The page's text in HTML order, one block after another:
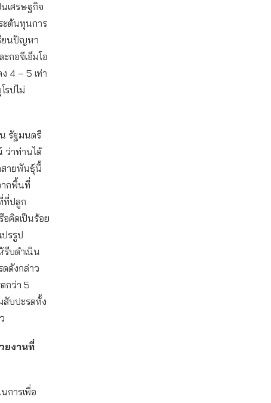
เศรษฐกิจ
ะต้นทุนการ
ยนปัญหา
กอจีเอ็มโอ
4 – 5 เท่า
รปไม่
รัฐมนตรี
ว่าท่านได้
สายพันธุ์นี้
ากพื้นที่
ที่ปลูก
อคิดเป็นร้อย
รรูป
รีบดำเนิน
ดดังกล่าว
กว่า 5
บปะรดทั้ง
ยงานที่
การเพื่อ